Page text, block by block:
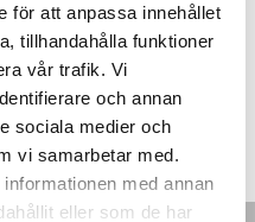
för att anpassa innehållet
tillhandahålla funktioner
vår trafik. Vi
och annan
sociala medier och
vi samarbetar med.
med annan
eller som de har
Med 20- eller 40MHz
kr
kr
LÄS MER